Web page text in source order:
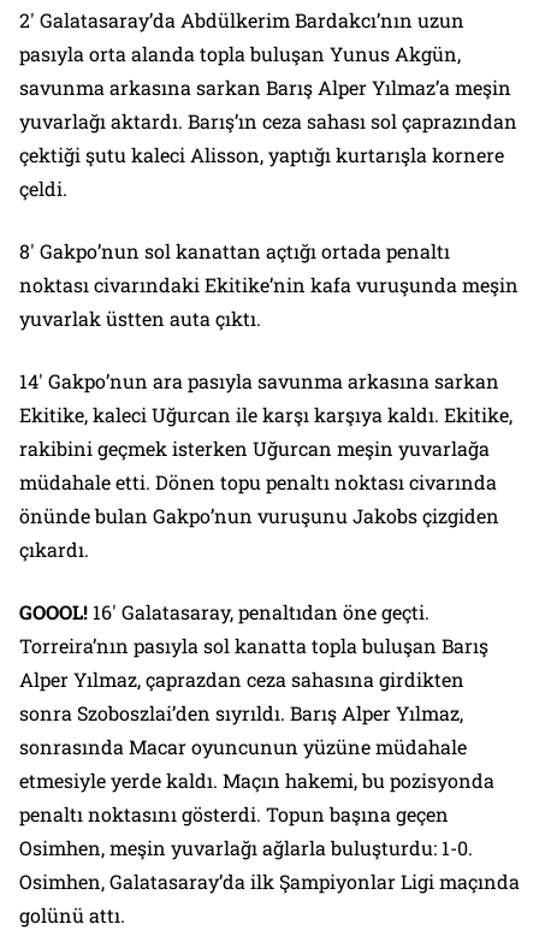
2′ Galatasaray’da Abdülkerim Bardakcı’nın uzun
pasıyla orta alanda topla buluşan Yunus Akgün,
savunma arkasına sarkan Barış Alper Yılmaz’a meşin
yuvarlağı aktardı. Barış’ın ceza sahası sol çaprazından
çektiği şutu kaleci Alisson, yaptığı kurtarışla kornere
çeldi.
8′ Gakpo’nun sol kanattan açtığı ortada penaltı
noktası civarındaki Ekitike’nin kafa vuruşunda meşin
yuvarlak üstten auta çıktı.
14′ Gakpo’nun ara pasıyla savunma arkasına sarkan
Ekitike, kaleci Uğurcan ile karşı karşıya kaldı. Ekitike,
rakibini geçmek isterken Uğurcan meşin yuvarlağa
müdahale etti. Dönen topu penaltı noktası civarında
önünde bulan Gakpo’nun vuruşunu Jakobs çizgiden
çıkardı.
GOOOL! 16′ Galatasaray, penaltıdan öne geçti.
Torreira’nın pasıyla sol kanatta topla buluşan Barış
Alper Yılmaz, çaprazdan ceza sahasına girdikten
sonra Szoboszlai’den sıyrıldı. Barış Alper Yılmaz,
sonrasında Macar oyuncunun yüzüne müdahale
etmesiyle yerde kaldı. Maçın hakemi, bu pozisyonda
penaltı noktasını gösterdi. Topun başına geçen
Osimhen, meşin yuvarlağı ağlarla buluşturdu: 1-0.
Osimhen, Galatasaray’da ilk Şampiyonlar Ligi maçında
golünü attı.